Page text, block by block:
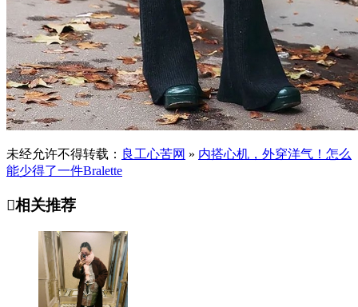
未经允许不得转载： 良工心苦网 » 内搭心机，外穿洋气！怎么
能少得了一件Bralette
相关推荐